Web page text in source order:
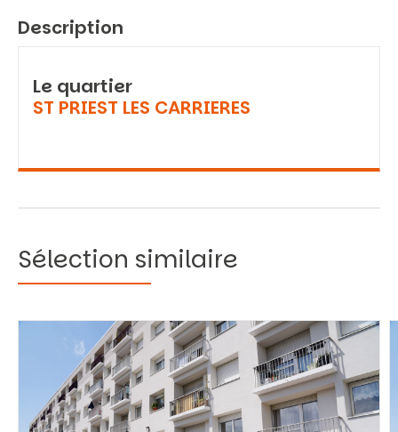
Description
Le quartier
ST PRIEST LES CARRIERES
Sélection similaire